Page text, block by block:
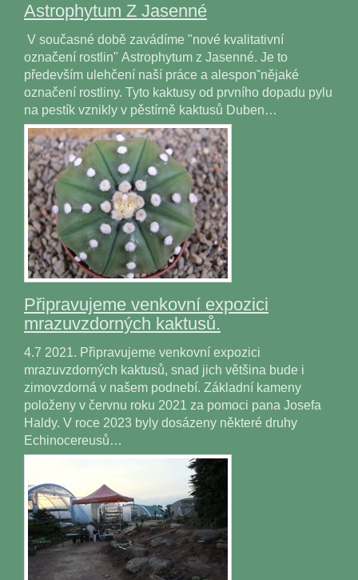
Astrophytum Z Jasenné
V současné době zavádíme "nové kvalitativní
označení rostlin" Astrophytum z Jasenné. Je to
především ulehčení naší práce a alesponˇnějaké
označení rostliny. Tyto kaktusy od prvního dopadu pylu
na pestík vznikly v pěstírně kaktusů Duben…
Připravujeme venkovní expozici
mrazuvzdorných kaktusů.
4.7 2021. Připravujeme venkovní expozici
mrazuvzdorných kaktusů, snad jich většina bude i
zimovzdorná v našem podnebí. Základní kameny
položeny v červnu roku 2021 za pomoci pana Josefa
Haldy. V roce 2023 byly dosázeny některé druhy
Echinocereusů…